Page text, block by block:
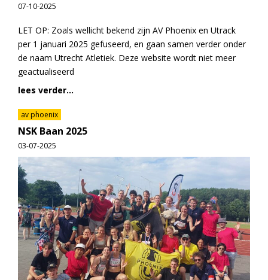
07-10-2025
LET OP: Zoals wellicht bekend zijn AV Phoenix en Utrack
per 1 januari 2025 gefuseerd, en gaan samen verder onder
de naam Utrecht Atletiek. Deze website wordt niet meer
geactualiseerd
lees verder...
av phoenix
NSK Baan 2025
03-07-2025